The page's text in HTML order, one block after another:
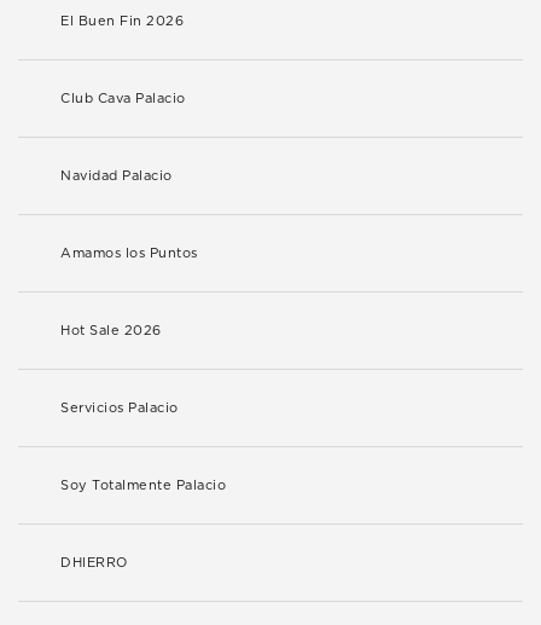
El Buen Fin 2026
Club Cava Palacio
Navidad Palacio
Amamos los Puntos
Hot Sale 2026
Servicios Palacio
Soy Totalmente Palacio
DHIERRO